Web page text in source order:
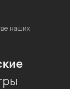
наших